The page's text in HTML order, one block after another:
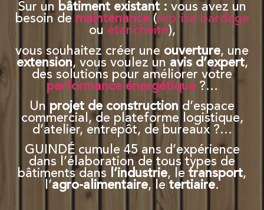
Sur un bâtiment existant: vous avez un
besoin de maintenance (reprise bardage
ou étanchéité),
vous souhaitez créer une ouverture, une
extension, vous voulez un avis d’expert,
des solutions pour améliorer votre
performance énergétique?…
Un projet de construction d’espace
commercial, de plateforme logistique,
d’atelier, entrepôt, de bureaux ?…
GUINDÉ cumule 45 ans d’expérience
dans l’élaboration de tous types de
bâtiments dans
l’industrie, le transport,
l’agro-alimentaire, le tertiaire.